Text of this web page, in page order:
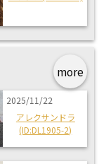
more
2025/11/22
アレクサンドラ
(ID:DL1905-2)